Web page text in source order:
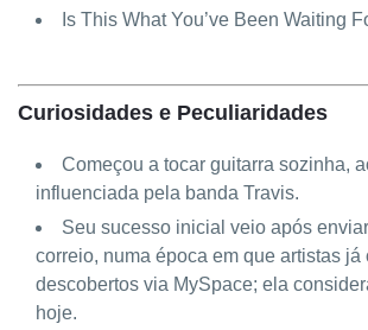
Is This What You’ve Been Waiting
Curiosidades e Peculiaridades
Começou a tocar guitarra sozinha,
influenciada pela banda Travis.
Seu sucesso inicial veio após
correio, numa época em que artistas já
descobertos via MySpace; ela
hoje.